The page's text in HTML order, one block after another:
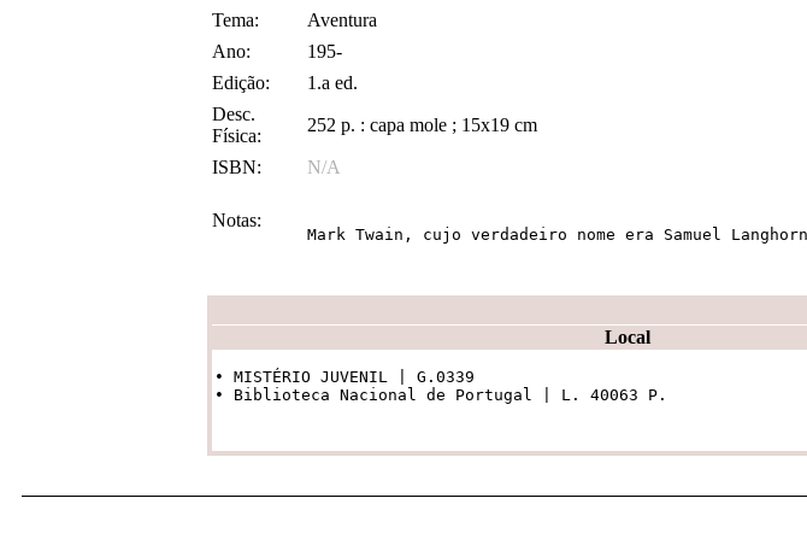
Tema:
Aventura
Ano:
195-
Edição:
1.a ed.
Desc.
Física:
252 p. : capa mole ; 15x19 cm
ISBN: N/A
Notas:
Mark Twain, cujo verdadeiro nome era Samuel
Local
• MISTÉRIO JUVENIL | G.0339
• Biblioteca Nacional de Portugal | L. 40063 P.